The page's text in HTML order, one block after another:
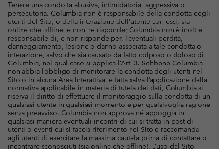
Tenere una condotta abusiva, intimidatoria, aggressiva o
persecutoria. Columbia non è responsabile della condotta degli
utenti del Sito, o della interazione dell'utente con essi, sia
online che offline, e non ne risponde; Columbia non è inoltre
responsabile di, e non risponde per, l’eventuali perdita,
danneggiamento, lesione o danno associata a tale condotta o
interazione, salvo che sia causato da fatto colposo o doloso di
Columbia, nel qual caso si applica l’Art. 3. Sebbene Columbia
non abbia l’obbligo di monitorare la condotta degli utenti nel
Sito o in alcuna Area Interattiva, e fatta salva l’applicazione della
normativa applicabile in materia di tutela dei dati, Columbia si
riserva il diritto di effettuare il monitoraggio sulla condotta di un
qualsiasi utente in qualsiasi momento e per qualsivoglia ragione
senza preavviso. Columbia non approva né appoggia in
qualsiasi maniera eventuali incontri di cui si tratta in post di
utenti o eventi cui si faccia riferimento nel Sito e raccomanda
agli utenti di esercitare la massima cautela prima di contattare o
incontrare sconosciuti (sia online che offline). L’uso del Sito